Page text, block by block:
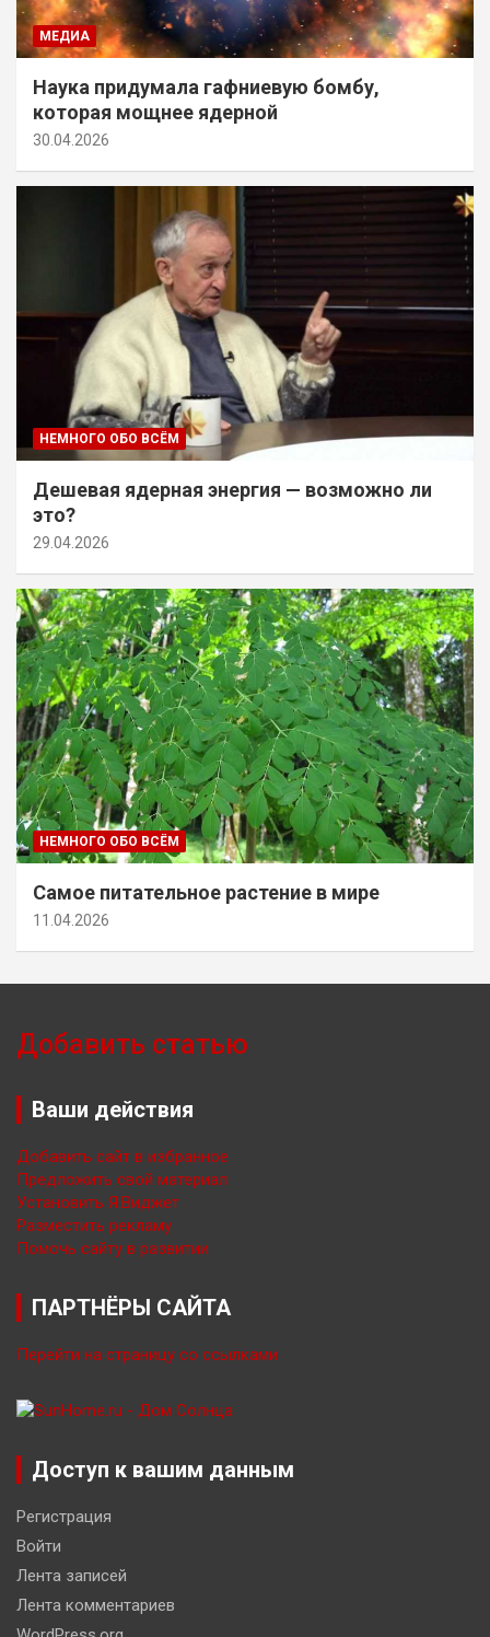
МЕДИА
Наука придумала гафниевую бомбу,
которая мощнее ядерной
30.04.2026
НЕМНОГО ОБО ВСЁМ
Дешевая ядерная энергия — возможно ли
это?
29.04.2026
НЕМНОГО ОБО ВСЁМ
Самое питательное растение в мире
11.04.2026
Добавить статью
Ваши действия
Добавить сайт в избранное
Предложить свой материал
Установить Я.Виджет
Разместить рекламу
Помочь сайту в развитии
ПАРТНЁРЫ САЙТА
Перейти на страницу со ссылками
Доступ к вашим данным
Регистрация
Войти
Лента записей
Лента комментариев